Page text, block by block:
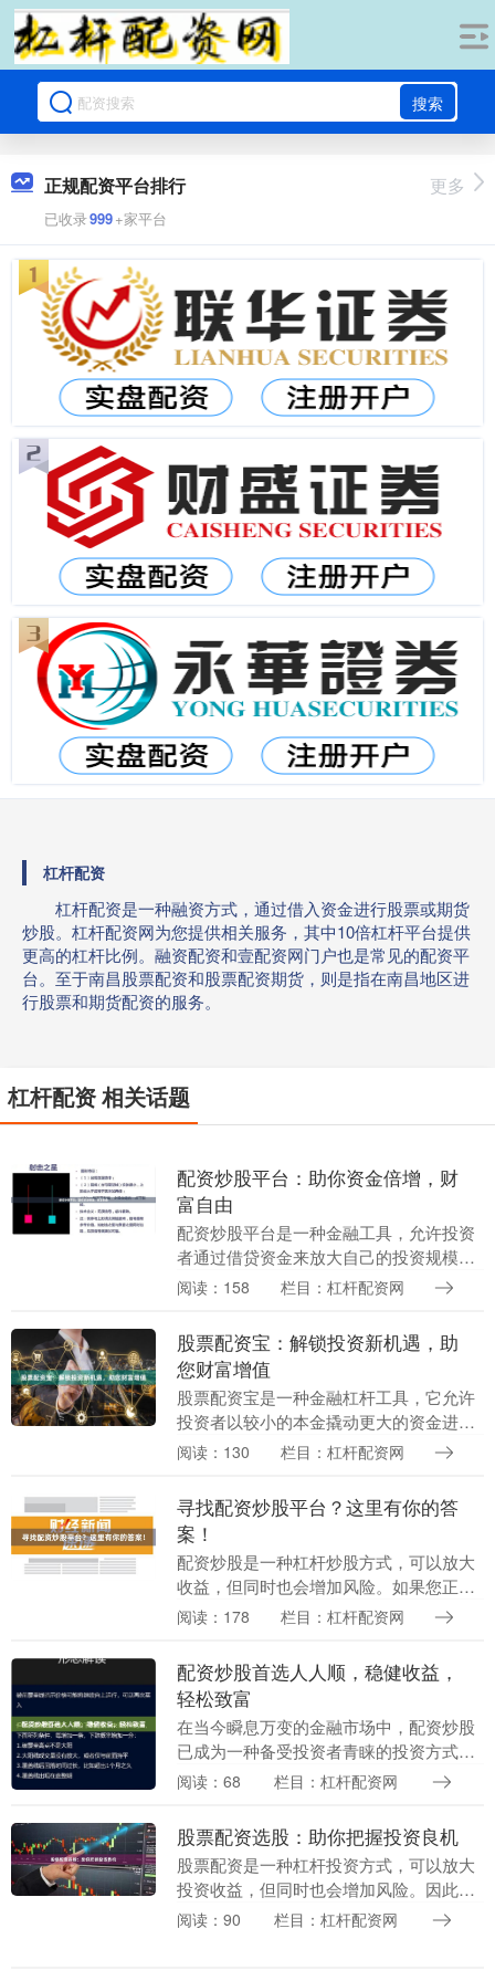
搜索
正规配资平台排行
已收录999+家平台
更多
杠杆配资
杠杆配资是一种融资方式，通过借入资金进行股票或期货
炒股。杠杆配资网为您提供相关服务，其中10倍杠杆平台提供
更高的杠杆比例。融资配资和壹配资网门户也是常见的配资平
台。至于南昌股票配资和股票配资期货，则是指在南昌地区进
行股票和期货配资的服务。
杠杆配资 相关话题
配资炒股平台：助你资金倍增，财
富自由
配资炒股平台是一种金融工具，允许投资
者通过借贷资金来放大自己的投资规模。
这可以帮助投资者在短时间内获得更高的
炒股平台的工作....
阅读：158 栏目：杠杆配资网
股票配资宝：解锁投资新机遇，助
您财富增值
股票配资宝是一种金融杠杆工具，它允许
投资者以较小的本金撬动更大的资金进行
股票投资。通过股票配资宝，投资者可以
运作？** ....
阅读：130 栏目：杠杆配资网
寻找配资炒股平台？这里有你的答
案！
配资炒股是一种杠杆炒股方式，可以放大
收益，但同时也会增加风险。如果您正在
寻找一个可靠的配资炒股平台，那么以下
择受....
阅读：178 栏目：杠杆配资网
配资炒股首选人人顺，稳健收益，
轻松致富
在当今瞬息万变的金融市场中，配资炒股
已成为一种备受投资者青睐的投资方式。
而人人顺作为业内领先的配资平台，凭借
股的首选。 人人....
阅读：68 栏目：杠杆配资网
股票配资选股：助你把握投资良机
股票配资是一种杠杆投资方式，可以放大
投资收益，但同时也会增加风险。因此，
在进行股票配资时，选股至关重要。 **选
阅读：90 栏目：杠杆配资网